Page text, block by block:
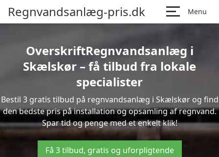
Regnvandsanlæg-pris.dk Menu
OverskriftRegnvandsanlæg i
Skælskør – få tilbud fra lokale
specialister
Bestil 3 gratis tilbud på regnvandsanlæg i Skælskør og find
den bedste pris på installation og opsamling af regnvand.
Spar tid og penge med et enkelt klik!
Få 3 tilbud, gratis og uforpligtende